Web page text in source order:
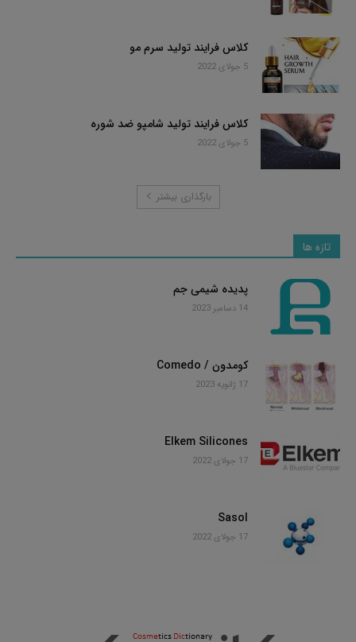
کلاس فرایند تولید سرم مو
5 جولای 2022
کلاس فرایند تولید شامپو ضد شوره
5 جولای 2022
بارگذاری بیشتر
تازه ها
پدیده شیمی جم
14 دسامبر 2023
کومدون / Comedo
17 ژانویه 2023
Elkem Silicones
17 جولای 2022
Sasol
17 جولای 2022